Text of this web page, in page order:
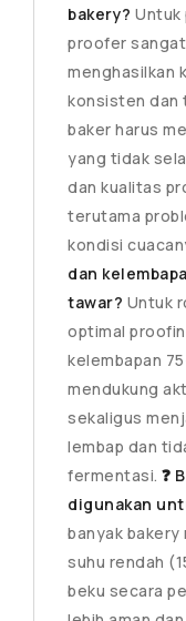
bakery? Untuk
proofer
menghasilkan
konsisten dan
baker harus
yang tidak
dan kualitas
terutama
kondisi
dan
tawar? Untuk
optimal
kelembapan
mendukung
sekaligus
lembap dan
fermentasi. ❓
digunakan
banyak
suhu rendah
beku secara